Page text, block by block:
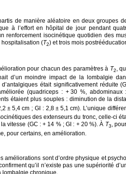
de manière aléatoire en deux groupes
à l’effort en hôpital de jour pendant
renforcement isocinétique quotidien des
hospitalisation (T2) et trois mois
pour chacun des paramètres à T2,
d’un moindre impact de la lombalgie
était significativement réduite
(quadriceps : + 30 %, abdominaux
étaient plus souples : diminution de la
± 5,4 cm ; GI : 2,8 ± 5,1 cm). L’unique
des extenseurs du tronc, celle-ci
vitesse (GC : + 14 % ; GI : + 20 %). À T3,
pour certains, en amélioration.
améliorations sont d’ordre physique et
qu’il n’existe pas une supériorité
chronique.